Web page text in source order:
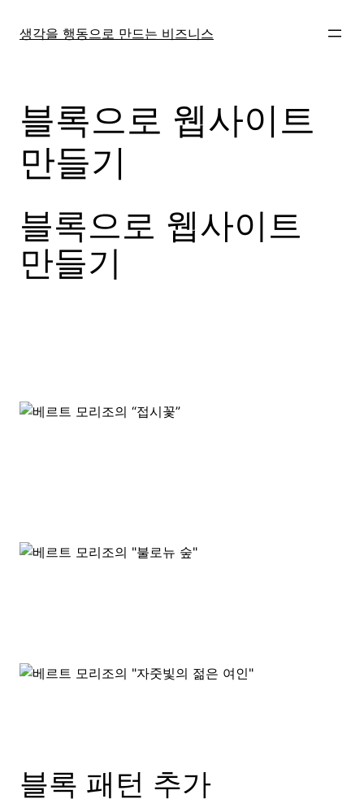
생각을 행동으로 만드는 비즈니스
블록으로 웹사이트
만들기
블록으로 웹사이트
만들기
블록 패턴 추가